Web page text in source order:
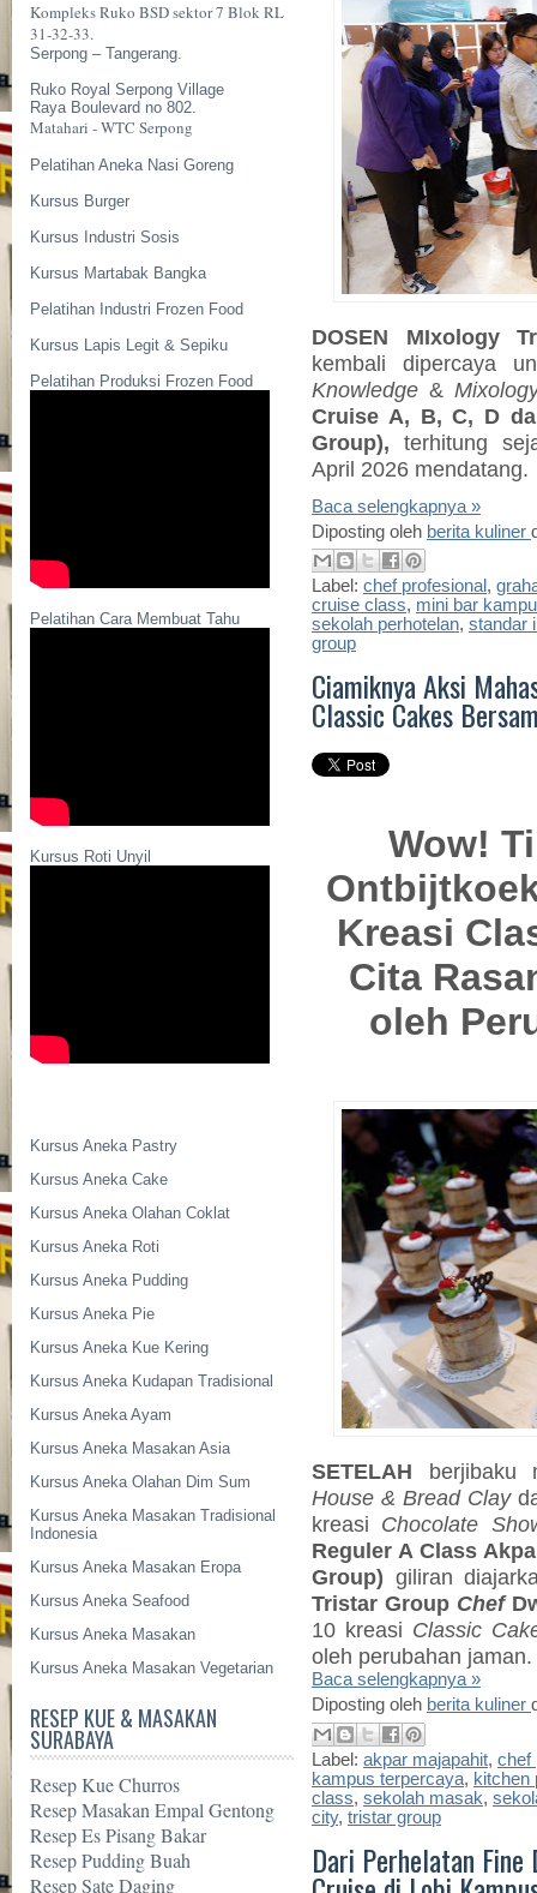
Kompleks Ruko BSD sektor 7 Blok RL
31-32-33.
Serpong – Tangerang.
Ruko Royal Serpong Village
Raya Boulevard no 802.
Matahari - WTC Serpong
Pelatihan Aneka Nasi Goreng
Kursus Burger
Kursus Industri Sosis
Kursus Martabak Bangka
Pelatihan Industri Frozen Food
Kursus Lapis Legit & Sepiku
Pelatihan Produksi Frozen Food
Pelatihan Cara Membuat Tahu
Kursus Roti Unyil
Kursus Aneka Pastry
Kursus Aneka Cake
Kursus Aneka Olahan Coklat
Kursus Aneka Roti
Kursus Aneka Pudding
Kursus Aneka Pie
Kursus Aneka Kue Kering
Kursus Aneka Kudapan Tradisional
Kursus Aneka Ayam
Kursus Aneka Masakan Asia
Kursus Aneka Olahan Dim Sum
Kursus Aneka Masakan Tradisional
Indonesia
Kursus Aneka Masakan Eropa
Kursus Aneka Seafood
Kursus Aneka Masakan
Kursus Aneka Masakan Vegetarian
RESEP KUE & MASAKAN
SURABAYA
Resep Kue Churros
Resep Masakan Empal Gentong
Resep Es Pisang Bakar
Resep Pudding Buah
Resep Sate Daging
DOSEN MIxology
kembali dipercaya
Knowledge &
Cruise A, B, C, D
Group), terhitung
April 2026 mendatang.
Baca selengkapnya »
Diposting oleh berita kuliner
Label: chef profesional ,
cruise class, mini bar
sekolah perhotelan, standar
group
Ciamiknya Aksi
Classic Cakes
Wow!
Kreasi
Cita
oleh
SETELAH berjibaku
House & Bread Clay
kreasi Chocolate
Reguler A Class
Group) giliran
Tristar Group Chef
10 kreasi Classic
oleh perubahan jaman.
Baca selengkapnya »
Diposting oleh berita kuliner
Label: akpar majapahit, chef
kampus terpercaya, kitchen
class, sekolah masak,
city, tristar group
Dari Perhelatan